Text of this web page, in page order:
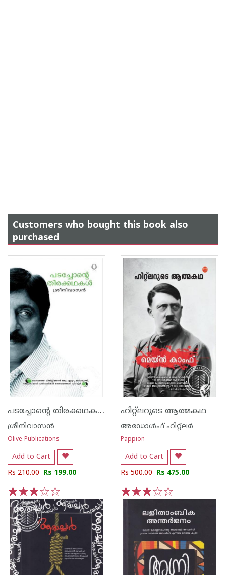
Customers who bought this book also
purchased
പടച്ചോന്‍റെ തിരക്കഥകള്‍
ശ്രീനിവാസന്‍
Olive Publications
Add to Cart
Rs 210.00 Rs 199.00
5
4
3
2
1
ഹിറ്റ്ലറുടെ ആത്മകഥ
അഡോള്‍ഫ് ഹിറ്റ്ലര്‍
Pappion
Add to Cart
Rs 500.00 Rs 475.00
5
4
3
2
1